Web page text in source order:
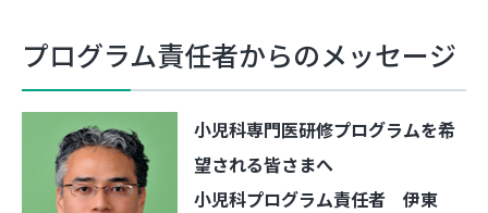
プログラム責任者からのメッセージ
小児科専門医研修プログラムを希
望される皆さまへ
小児科プログラム責任者 伊東